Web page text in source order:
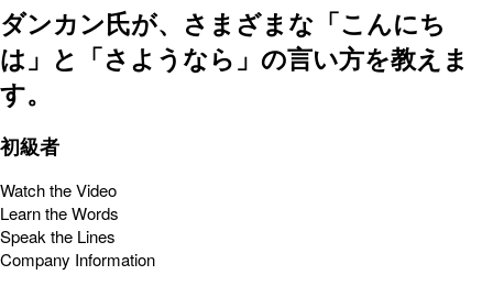
ダンカン氏が、さまざまな「こんにち
は」と「さようなら」の言い方を教えま
す。
初級者
Watch the Video
Learn the Words
Speak the Lines
Company Information